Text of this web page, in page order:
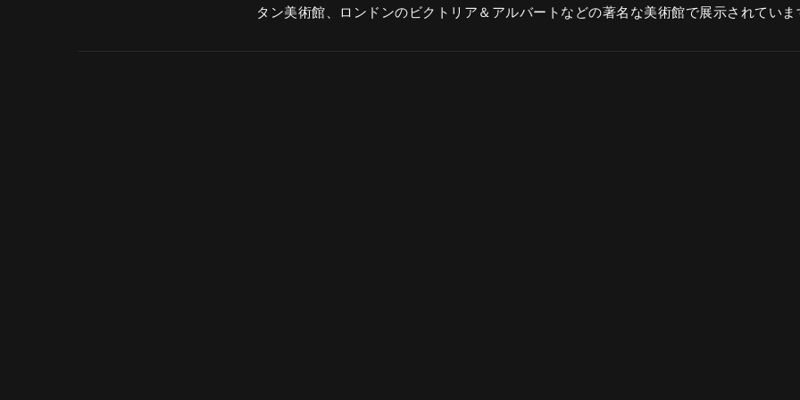
タン美術館、ロンドンのビクトリア＆アルバートなどの著名な美術館で展示されていま